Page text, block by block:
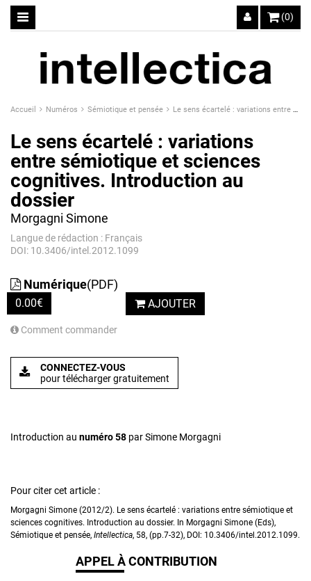
(0)
Accueil Numéros Sémiotique et pensée Le sens écartelé : variations entre sémiotique et sciences cognitives. Introduction au dossier
Le sens écartelé : variations
entre sémiotique et sciences
cognitives. Introduction au
dossier
Morgagni Simone
Langue de rédaction : Français
DOI: 10.3406/intel.2012.1099
Numérique(PDF)
0.00€ AJOUTER
Comment commander
CONNECTEZ-VOUS
pour télécharger gratuitement
Introduction au numéro 58 par Simone Morgagni
Pour citer cet article :
Morgagni Simone (2012/2). Le sens écartelé : variations entre sémiotique et
sciences cognitives. Introduction au dossier. In Morgagni Simone (Eds),
Sémiotique et pensée, Intellectica, 58, (pp.7-32), DOI: 10.3406/intel.2012.1099.
APPEL À CONTRIBUTION